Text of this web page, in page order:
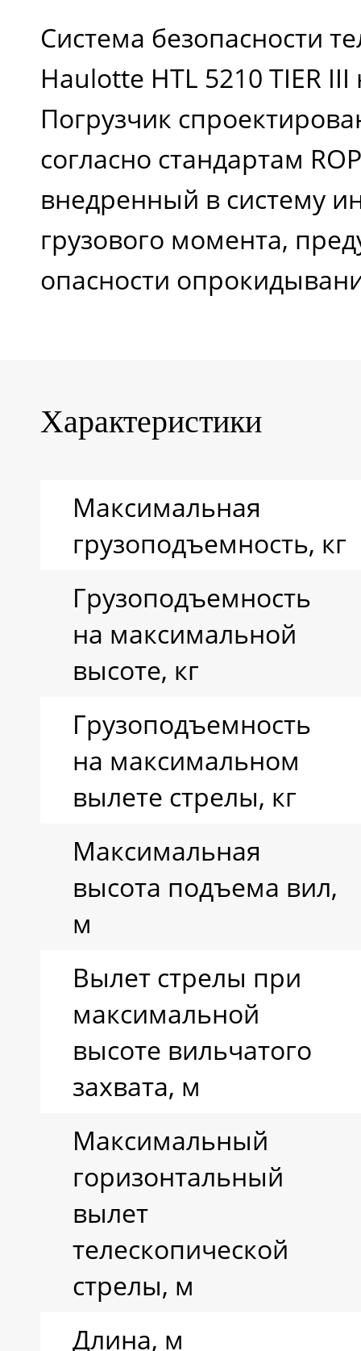
Верхний угол
вильчатого
захвата, градус
Нижний угол
захвата, градус
(наружные колеса)
Вес погрузчика с
Тип шин
Модель двигателя
Рабочий объем
двигателя, см3
Мощность
двигателя на
выходе
Вращающий
момент двигателя
Тип трансмиссии
Система безопасности
Haulotte HTL 5210 TIER
Погрузчик
согласно стандартам
внедренный в систему
грузового момента,
опасности
Характеристики
Максимальная
грузоподъемность, кг
Грузоподъемность
на максимальной
высоте, кг
Грузоподъемность
на максимальном
вылете стрелы, кг
Максимальная
высота подъема вил,
м
Вылет стрелы при
максимальной
высоте вильчатого
захвата, м
Максимальный
горизонтальный
вылет
телескопической
стрелы, м
Длина, м